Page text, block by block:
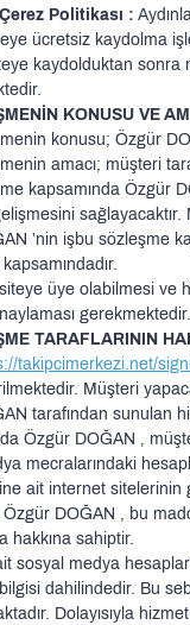
Politikası :
ücretsiz kaydolma
kaydolduktan sonra
KONUSU VE
konusu; Özgür
amacı; müşteri
kapsamında Özgür
sağlayacaktır.
’nin işbu sözleşme
üye olabilmesi ve
TARAFLARININ
takipcimerkezi.net/
Müşteri
tarafından sunulan
Özgür DOĞAN ,
mecralarındaki
ait internet sitelerinin
DOĞAN , bu
hakkına sahiptir.
sosyal medya
dahilindedir. Bu
Dolayısıyla